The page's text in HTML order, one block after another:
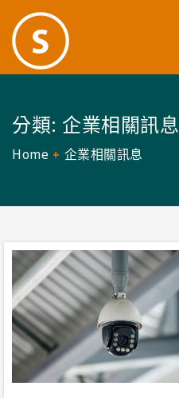
分類: 企業相關訊息
Home 企業相關訊息